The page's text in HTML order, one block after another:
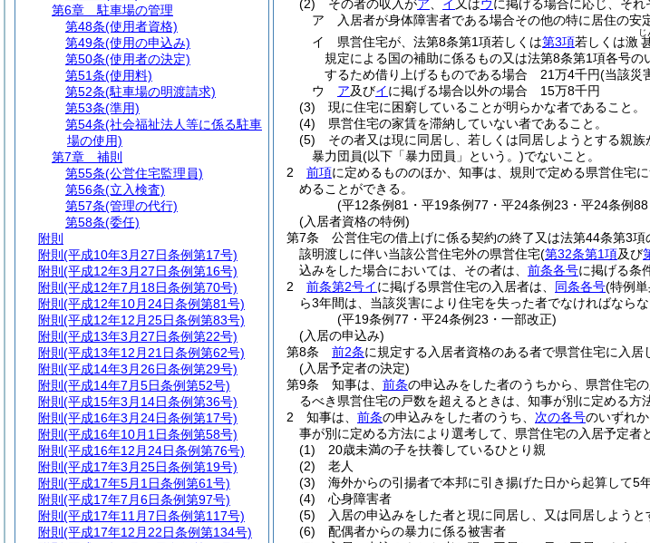
(2)
その者の収入がア イ 又はウに掲げる場合に応じ、それ
ア
入居者が身体障害者である場合その他の特に居住の
イ
県営住宅が、法第8条第1項若しくは第3項若しくは激
じ
規定による国の補助に係るもの又は法第8条第1項各号
するため借り上げるものである場合 21万4千円(当該災
ウ
ア及びイに掲げる場合以外の場合 15万8千円
(3)
現に住宅に困窮していることが明らかな者であること。
(4)
県営住宅の家賃を滞納していない者であること。
(5)
その者又は現に同居し、若しくは同居しようとする親
暴力団員(以下「暴力団員」という。)でないこと。
2
前項に定めるもののほか、知事は、規則で定める県営住宅
めることができる。
(平12条例81・平19条例77・平24条例23・平24条例
(入居者資格の特例)
第7条
公営住宅の借上げに係る契約の終了又は法第44条第3
該明渡しに伴い当該公営住宅外の県営住宅(第32条第1項及び
込みをした場合においては、その者は、 前条各号に掲げる条
2
前条第2号イに掲げる県営住宅の入居者は、 同条各号(特例単
ら3年間は、当該災害により住宅を失った者でなければならな
(平19条例77・平24条例23・一部改正)
(入居の申込み)
第8条
前2条に規定する入居者資格のある者で県営住宅に入
(入居予定者の決定)
第9条
知事は、 前条の申込みをした者のうちから、県営住宅
るべき県営住宅の戸数を超えるときは、知事が別に定める方
2
知事は、 前条の申込みをした者のうち、 次の各号のいずれ
事が別に定める方法により選考して、県営住宅の入居予定者
(1)
20歳未満の子を扶養しているひとり親
(2)
老人
(3)
海外からの引揚者で本邦に引き揚げた日から起算して5
(4)
心身障害者
(5)
入居の申込みをした者と現に同居し、又は同居しよう
(6)
配偶者からの暴力に係る被害者
第6章
駐車場の管理
第48条(使用者資格)
第49条(使用の申込み)
第50条(使用者の決定)
第51条(使用料)
第52条(駐車場の明渡請求)
第53条(準用)
第54条(社会福祉法人等に係る駐車
場の使用)
第7章
補則
第55条(公営住宅監理員)
第56条(立入検査)
第57条(管理の代行)
第58条(委任)
附則
附則 (平成10年3月27日条例第17号)
附則 (平成12年3月27日条例第16号)
附則 (平成12年7月18日条例第70号)
附則 (平成12年10月24日条例第81号)
附則 (平成12年12月25日条例第83号)
附則 (平成13年3月27日条例第22号)
附則 (平成13年12月21日条例第62号)
附則 (平成14年3月26日条例第29号)
附則 (平成14年7月5日条例第52号)
附則 (平成15年3月14日条例第36号)
附則 (平成16年3月24日条例第17号)
附則 (平成16年10月1日条例第58号)
附則 (平成16年12月24日条例第76号)
附則 (平成17年3月25日条例第19号)
附則 (平成17年5月1日条例第61号)
附則 (平成17年7月6日条例第97号)
附則 (平成17年11月7日条例第117号)
附則 (平成17年12月22日条例第134号)